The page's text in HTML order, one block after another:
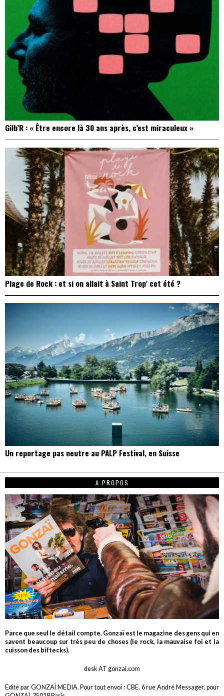
Gilb’R : « Être encore là 30 ans après, c’est miraculeux »
Plage de Rock : et si on allait à Saint Trop’ cet été ?
Un reportage pas neutre au PALP Festival, en Suisse
A PROPOS
Parce que seul le détail compte, Gonzaï est le magazine des gens qui en
savent beaucoup sur très peu de choses (le rock, la mauvaise foi et la
cuisson des biftecks).
desk AT gonzai.com
Edité par GONZAÏ MEDIA. Pour tout envoi : CBE, 6 rue André Messager, pour